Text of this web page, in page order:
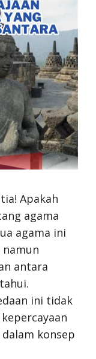
Apakah
agama
agama ini
namun
antara
ini tidak
konsep